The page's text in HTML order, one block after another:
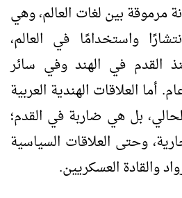
مرموقة بين لغات العالم، وهي
واستخدامًا في العالم،
القدم في الهند وفي سائر
أما العلاقات الهندية العربية
بل هي ضاربة في القدم؛
وحتى العلاقات السياسية
والقادة العسكريين.